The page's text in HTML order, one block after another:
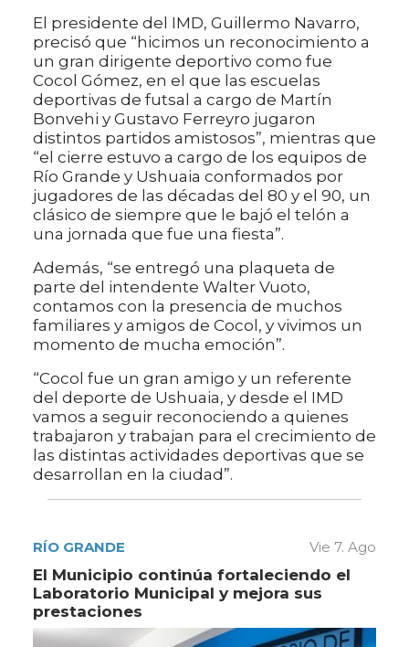
El presidente del IMD, Guillermo Navarro,
precisó que “hicimos un reconocimiento a
un gran dirigente deportivo como fue
Cocol Gómez, en el que las escuelas
deportivas de futsal a cargo de Martín
Bonvehi y Gustavo Ferreyro jugaron
distintos partidos amistosos”, mientras que
“el cierre estuvo a cargo de los equipos de
Río Grande y Ushuaia conformados por
jugadores de las décadas del 80 y el 90, un
clásico de siempre que le bajó el telón a
una jornada que fue una fiesta”.
Además, “se entregó una plaqueta de
parte del intendente Walter Vuoto,
contamos con la presencia de muchos
familiares y amigos de Cocol, y vivimos un
momento de mucha emoción”.
“Cocol fue un gran amigo y un referente
del deporte de Ushuaia, y desde el IMD
vamos a seguir reconociendo a quienes
trabajaron y trabajan para el crecimiento de
las distintas actividades deportivas que se
desarrollan en la ciudad”.
RÍO GRANDE Vie 7. Ago
El Municipio continúa fortaleciendo el
Laboratorio Municipal y mejora sus
prestaciones